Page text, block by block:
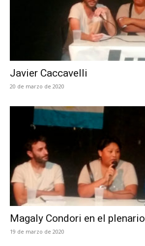
Javier Caccavelli
20 de marzo de 2020
Magaly Condori en el plenario
19 de marzo de 2020